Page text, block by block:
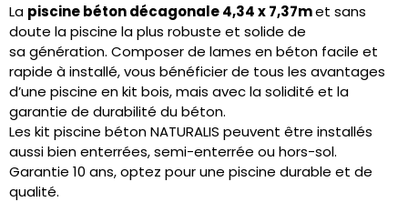
La piscine béton décagonale 4,34 x 7,37met sans
doute la piscine la plus robuste et solide de
sa génération. Composer de lames en béton facile et
rapide à installé, vous bénéficier de tous les avantages
d’une piscine en kit bois, mais avec la solidité et la
garantie de durabilité du béton.
Les kit piscine bétonNATURALIS peuvent être installés
aussi bien enterrées, semi-enterrée ou hors-sol.
Garantie 10 ans, optez pour une piscine durable et de
qualité.